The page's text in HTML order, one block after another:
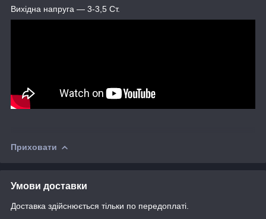
Вихідна напруга ― 3-3,5 Ст.
Приховати
Умови доставки
Доставка здійснюється тільки по передоплаті.